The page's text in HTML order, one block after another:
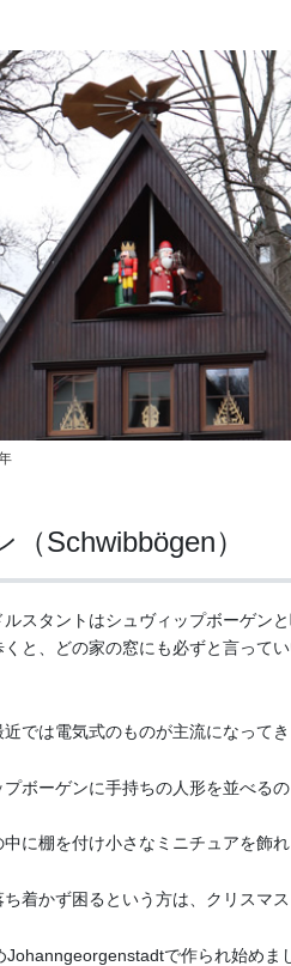
Schwibbögen）
スタントはシュヴィップボーゲンと
と、どの家の窓にも必ずと言って
では電気式のものが主流になって
ボーゲンに手持ちの人形を並べ
に棚を付け小さなミニチュアを飾
着かず困るという方は、クリスマ
で作られ始めま